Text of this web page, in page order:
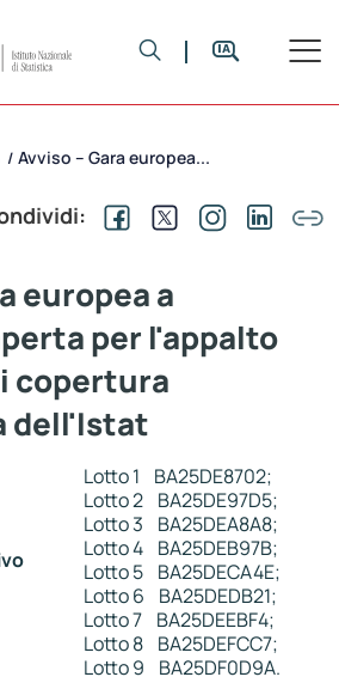
/ Avviso – Gara europea...
europea a
per l'appalto
copertura
dell'Istat
Lotto 1 BA25DE8702;
Lotto 2 BA25DE97D5;
Lotto 3 BA25DEA8A8;
Lotto 4 BA25DEB97B;
Lotto 5 BA25DECA4E;
Lotto 6 BA25DEDB21;
Lotto 7 BA25DEEBF4;
Lotto 8 BA25DEFCC7;
Lotto 9 BA25DF0D9A.